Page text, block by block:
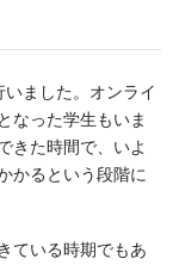
ました。オンライ
なった学生もいま
きた時間で、いよ
かるという段階に
ている時期でもあ